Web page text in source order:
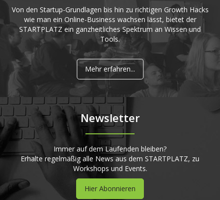
Von den Startup-Grundlagen bis hin zu richtigen Growth Hacks
wie man ein Online-Business wachsen lässt, bietet der
STARTPLATZ ein ganzheitliches Spektrum an Wissen und
Tools.
Mehr erfahren...
Newsletter
Immer auf dem Laufenden bleiben?
Erhalte regelmäßig alle News aus dem STARTPLATZ, zu
Workshops und Events.
Hier Abonnieren